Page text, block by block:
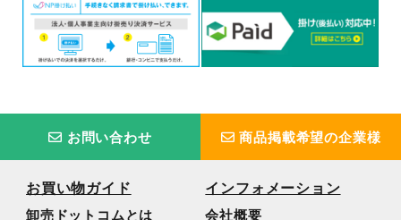
お問い合わせ 商品掲載希望の企業様
お買い物ガイド
卸売ドットコムとは
インフォメーション
会社概要